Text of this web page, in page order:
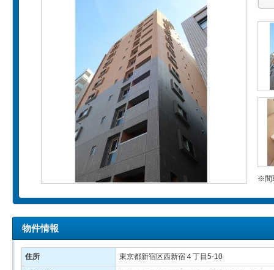
※間
物件情報
住所 東京都新宿区西新宿４丁目5-10